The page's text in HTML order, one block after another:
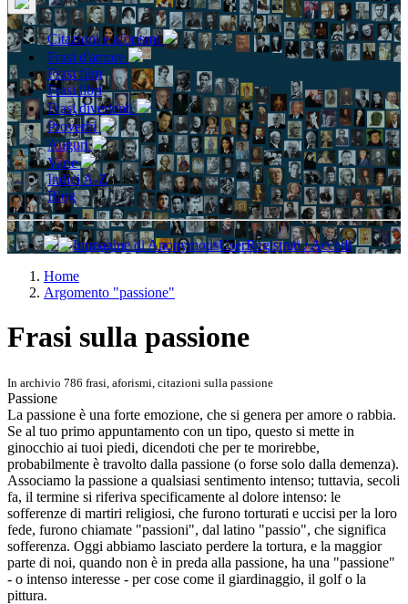
Citazioni e aforismi
Frasi d'amore
Frasi film
Frasi libri
Frasi divertenti
Proverbi
Auguri
Varie
Indici A-Z
Blog
Registrati / Accedi
Home
Argomento "passione"
Frasi sulla passione
In archivio 786 frasi, aforismi, citazioni sulla passione
Passione
La passione è una forte emozione, che si genera per amore o rabbia.
Se al tuo primo appuntamento con un tipo, questo si mette in
ginocchio ai tuoi piedi, dicendoti che per te morirebbe,
probabilmente è travolto dalla passione (o forse solo dalla demenza).
Associamo la passione a qualsiasi sentimento intenso; tuttavia, secoli
fa, il termine si riferiva specificamente al dolore intenso: le
sofferenze di martiri religiosi, che furono torturati e uccisi per la loro
fede, furono chiamate "passioni", dal latino "passio", che significa
sofferenza. Oggi abbiamo lasciato perdere la tortura, e la maggior
parte di noi, quando non è in preda alla passione, ha una "passione"
- o intenso interesse - per cose come il giardinaggio, il golf o la
pittura.